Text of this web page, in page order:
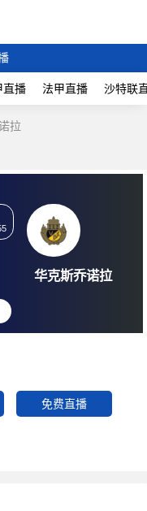
直播 法甲直播 沙特联
拉
23:14:55
: 华克斯
免费直播